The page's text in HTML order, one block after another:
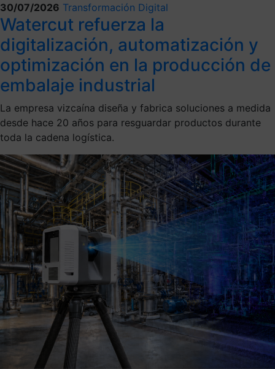
30/07/2026 Transformación Digital
Watercut refuerza la
digitalización, automatización y
optimización en la producción de
embalaje industrial
La empresa vizcaína diseña y fabrica soluciones a medida
desde hace 20 años para resguardar productos durante
toda la cadena logística.